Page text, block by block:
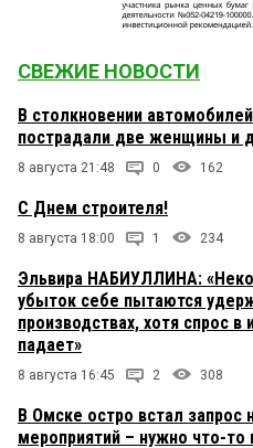
СВЕЖИЕ НОВОСТИ
В столкновении
пострадали две женщины и
8 августа 21:48 0 162
С Днем строителя!
8 августа 18:00 1 234
Эльвира НАБИУЛЛИНА:
убыток себе пытаются
производствах, хотя спрос в
падает»
8 августа 16:45 2 308
В Омске остро встал запрос
мероприятий – нужно что-